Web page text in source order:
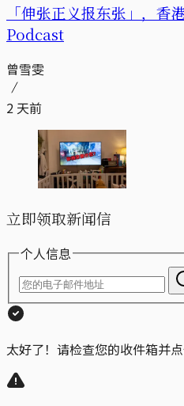
「伸张正义报东张」，香
Podcast
曾雪雯
2 天前
立即领取新闻信
个人信息
太好了！请检查您的收件箱并点